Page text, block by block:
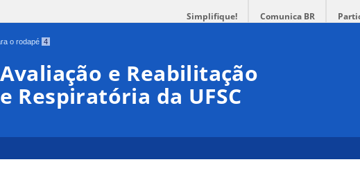
Simplifique! Comunica BR
o rodapé 4
e Reabilitação
Respiratória da UFSC